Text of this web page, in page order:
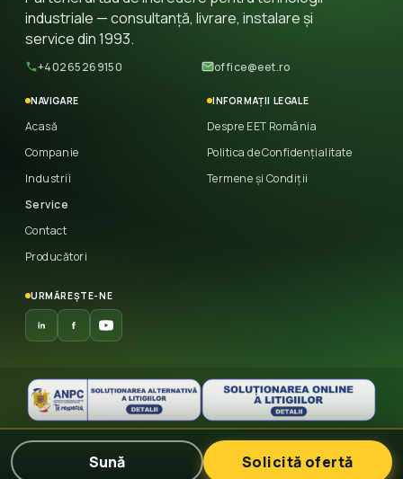
Sună Solicită ofertă
industriale — consultanță, livrare, instalare și
service din 1993.
+40265269150 office@eet.ro
NAVIGARE
Acasă
Companie
Industrii
Service
Contact
Producători
INFORMAȚII LEGALE
Despre EET România
Politica de Confidențialitate
Termene și Condiții
URMĂREȘTE-NE
© 2026 East European Trade
— Toate drepturile
rezervate.